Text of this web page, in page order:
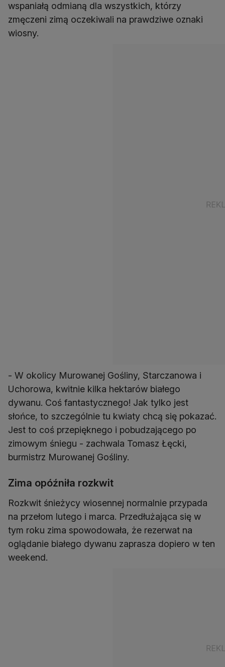
wspaniałą odmianą dla wszystkich, którzy
zmęczeni zimą oczekiwali na prawdziwe oznaki
wiosny.
- W okolicy Murowanej Gośliny, Starczanowa i
Uchorowa, kwitnie kilka hektarów białego
dywanu. Coś fantastycznego! Jak tylko jest
słońce, to szczególnie tu kwiaty chcą się pokazać.
Jest to coś przepięknego i pobudzającego po
zimowym śniegu - zachwala Tomasz Łęcki,
burmistrz Murowanej Gośliny.
Zima opóźniła rozkwit
Rozkwit śnieżycy wiosennej normalnie przypada
na przełom lutego i marca. Przedłużająca się w
tym roku zima spowodowała, że rezerwat na
oglądanie białego dywanu zaprasza dopiero w ten
weekend.